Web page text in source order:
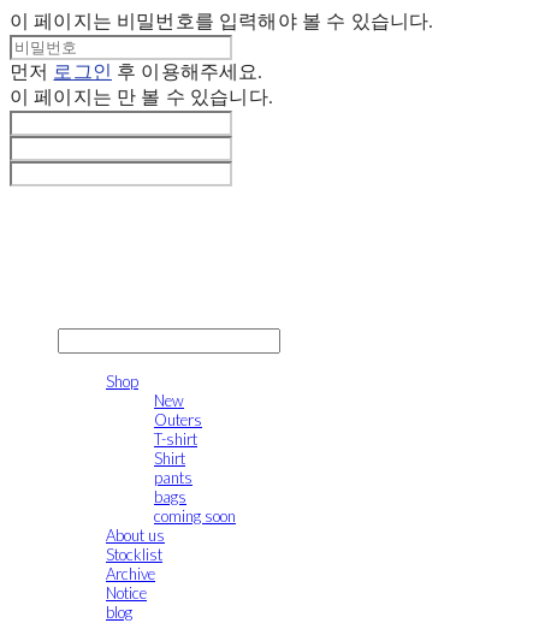
이 페이지는 비밀번호를 입력해야 볼 수 있습니다.
먼저 로그인 후 이용해주세요.
이 페이지는 만 볼 수 있습니다.
Shop
New
Outers
T-shirt
Shirt
pants
bags
coming soon
About us
Stocklist
Archive
Notice
blog